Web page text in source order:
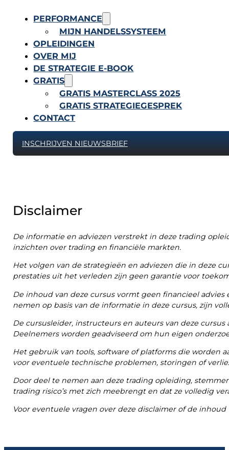
PERFORMANCE
MIJN HANDELSSYSTEEM
OPLEIDINGEN
OVER MIJ
DE STRATEGIE E-BOOK
GRATIS
GRATIS MASTERCLASS 2025
GRATIS STRATEGIEGESPREK
CONTACT
INSCHRIJVEN NIEUWSBRIEF
Disclaimer
De informatie en adviezen verstrekt in deze trading
inzichten over trading en financiële markten.
Het volgen van de strategieën en adviezen die in deze
prestaties uit het verleden zijn geen garantie voor
De inhoud van deze cursus vormt geen financieel
nemen op basis van de informatie in deze cursus, zijn
De cursusleider, instructeurs en auteurs van deze
Deelnemers worden geadviseerd om hun eigen
Het gebruik van tools, software of platforms die worden
voor eventuele technische problemen, storingen of
Door deel te nemen aan deze trading opleiding,
trading risico’s met zich meebrengt en dat ze volledig
Voor eventuele vragen over deze disclaimer of de